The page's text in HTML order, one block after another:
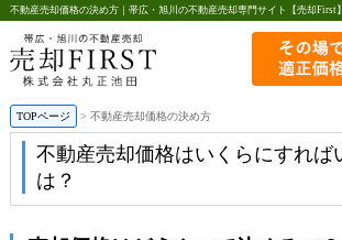
不動産売却価格の決め方｜帯広・旭川の不動産売却専門サイト【売却First】
TOPページ > 不動産売却価格の決め方